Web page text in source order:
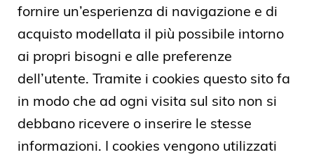
fornire un’esperienza di navigazione e di
acquisto modellata il più possibile intorno
ai propri bisogni e alle preferenze
dell’utente. Tramite i cookies questo sito fa
in modo che ad ogni visita sul sito non si
debbano ricevere o inserire le stesse
informazioni. I cookies vengono utilizzati